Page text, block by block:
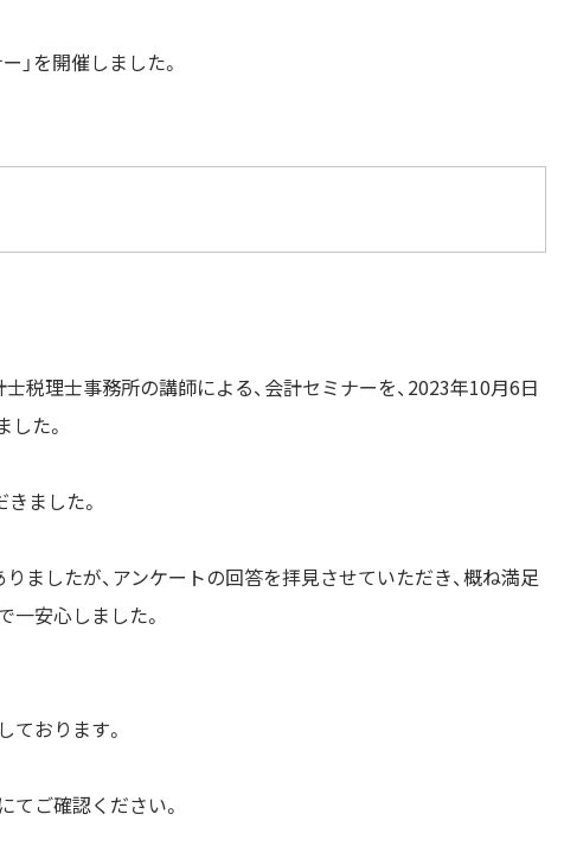
」を開催しました。
税理士事務所の講師による、会計セミナーを、2023年10月6日
た。
ました。
ましたが、アンケートの回答を拝見させていただき、概ね満足
安心しました。
おります。
ご確認ください。